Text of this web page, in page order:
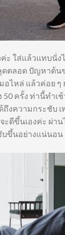
ะ ใส่แล้วแทบนั่ง
ดตลอด ปัญหาต้
อไหล่ แล้วค่อย ๆ
ครั้ง ท่านี้ทำเ
งความกระชับ
ดีขึ้นเองค่ะ ผ่าน
บขึ้นอย่างแน่นอน